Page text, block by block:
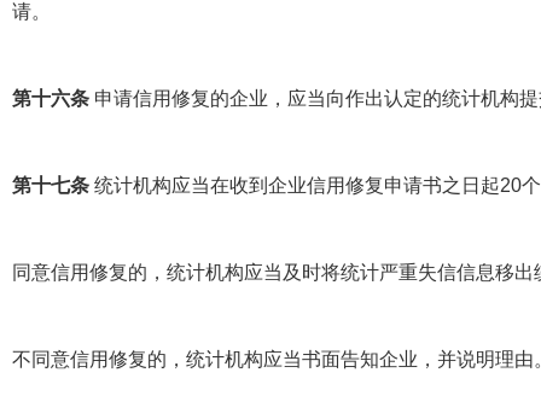
请。
第十六条 申请信用修复的企业，应当向作出认定的统计机构
第十七条 统计机构应当在收到企业信用修复申请书之日起20
同意信用修复的，统计机构应当及时将统计严重失信信息移
不同意信用修复的，统计机构应当书面告知企业，并说明理由